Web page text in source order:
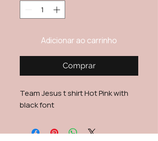
Adicionar ao carrinho
Comprar
Team Jesus t shirt Hot Pink with
black font